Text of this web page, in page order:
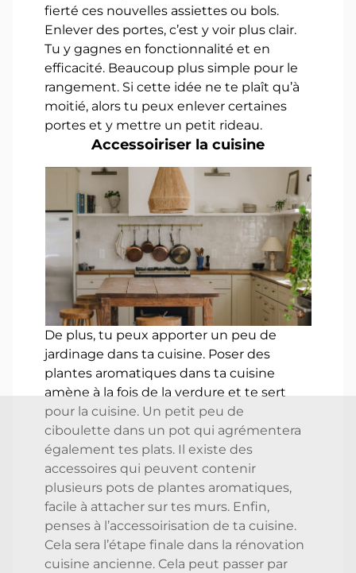
fierté ces nouvelles assiettes ou bols.
Enlever des portes, c’est y voir plus clair.
Tu y gagnes en fonctionnalité et en
efficacité. Beaucoup plus simple pour le
rangement. Si cette idée ne te plaît qu’à
moitié, alors tu peux enlever certaines
portes et y mettre un petit rideau.
Accessoiriser la cuisine
De plus, tu peux apporter un peu de
jardinage dans ta cuisine. Poser des
plantes aromatiques dans ta cuisine
amène à la fois de la verdure et te sert
pour la cuisine. Un petit peu de
ciboulette dans un pot qui agrémentera
également tes plats. Il existe des
accessoires qui peuvent contenir
plusieurs pots de plantes aromatiques,
facile à attacher sur tes murs. Enfin,
penses à l’accessoirisation de ta cuisine.
Cela sera l’étape finale dans la rénovation
cuisine ancienne. Cela peut passer par